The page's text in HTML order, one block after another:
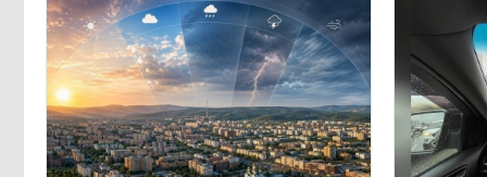
10:16, Вчера
В Каларском округе
подрядчик и чиновник попали под
уголовные дела
08:38, Вчера 598 миллионов улетели в
Омск: как Забайкалье провалило